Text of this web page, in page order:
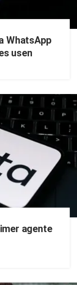
WhatsApp
usen
agente